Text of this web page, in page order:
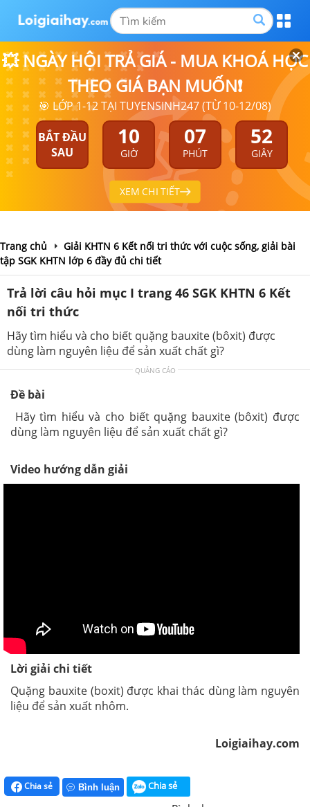
💥 NGÀY HỘI TRẢ GIÁ - MUA KHOÁ HỌC
THEO GIÁ BẠN MUỐN❗
🎯 LỚP 1-12 TẠI TUYENSINH247 (TỪ 10-12/08)
BẮT ĐẦU
SAU
10
GIỜ
07
PHÚT
51
GIÂY
XEM CHI TIẾT
Trang chủ
Giải KHTN 6 Kết nối tri thức với cuộc sống, giải bài
tập SGK KHTN lớp 6 đầy đủ chi tiết
Trả lời câu hỏi mục I trang 46 SGK KHTN 6 Kết
nối tri thức
Hãy tìm hiểu và cho biết quặng bauxite (bôxit) được
dùng làm nguyên liệu để sản xuất chất gì?
QUẢNG CÁO
Đề bài
Hãy tìm hiểu và cho biết quặng bauxite (bôxit) được
dùng làm nguyên liệu để sản xuất chất gì?
Video hướng dẫn giải
Lời giải chi tiết
Quặng bauxite (boxit) được khai thác dùng làm nguyên
liệu để sản xuất nhôm.
Loigiaihay.com
Chia sẻ Bình luận Chia sẻ